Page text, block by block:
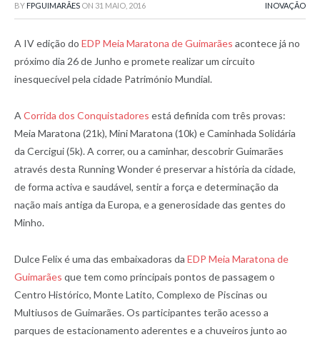
BY FPGUIMARÃES ON 31 MAIO, 2016 INOVAÇÃO
A IV edição do EDP Meia Maratona de Guimarães acontece já no
próximo dia 26 de Junho e promete realizar um circuito
inesquecível pela cidade Património Mundial.
A Corrida dos Conquistadores está definida com três provas:
Meia Maratona (21k), Mini Maratona (10k) e Caminhada Solidária
da Cercigui (5k). A correr, ou a caminhar, descobrir Guimarães
através desta Running Wonder é preservar a história da cidade,
de forma activa e saudável, sentir a força e determinação da
nação mais antiga da Europa, e a generosidade das gentes do
Minho.
Dulce Felix é uma das embaixadoras da EDP Meia Maratona de
Guimarães que tem como principais pontos de passagem o
Centro Histórico, Monte Latito, Complexo de Piscinas ou
Multiusos de Guimarães. Os participantes terão acesso a
parques de estacionamento aderentes e a chuveiros junto ao